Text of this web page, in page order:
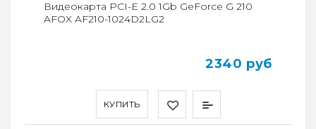
КУПИТЬ
Видеокарта PCI-E 2.0 1Gb GeForce G 210
AFOX AF210-1024D2LG2
2340 руб